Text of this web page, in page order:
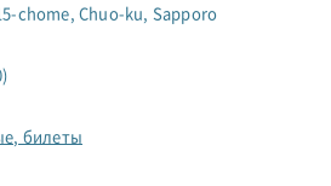
chome, Chuo-ku, Sapporo
билеты